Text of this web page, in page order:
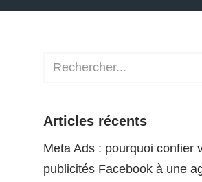
Articles récents
Meta Ads : pourquoi confier
publicités Facebook à une